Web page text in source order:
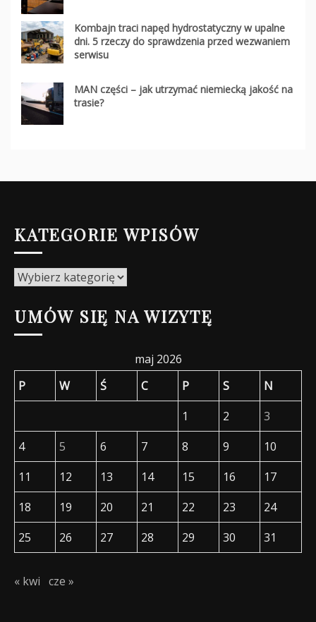
Kombajn traci napęd hydrostatyczny w upalne
dni. 5 rzeczy do sprawdzenia przed wezwaniem
serwisu
MAN części – jak utrzymać niemiecką jakość na
trasie?
KATEGORIE WPISÓW
Kategorie
UMÓW SIĘ NA WIZYTĘ
maj 2026
P
W Ś C P S
N
1
2
3
4
5 6 7 8 9
10
11
12 13 14 15 16
17
18
19 20 21 22 23
24
25
26 27 28 29 30 31
« kwi cze »